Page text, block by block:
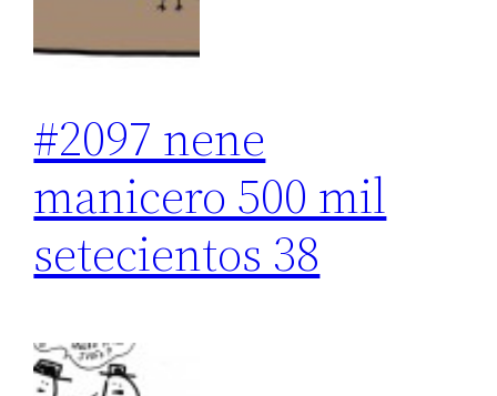
#2097 nene
manicero 500 mil
setecientos 38